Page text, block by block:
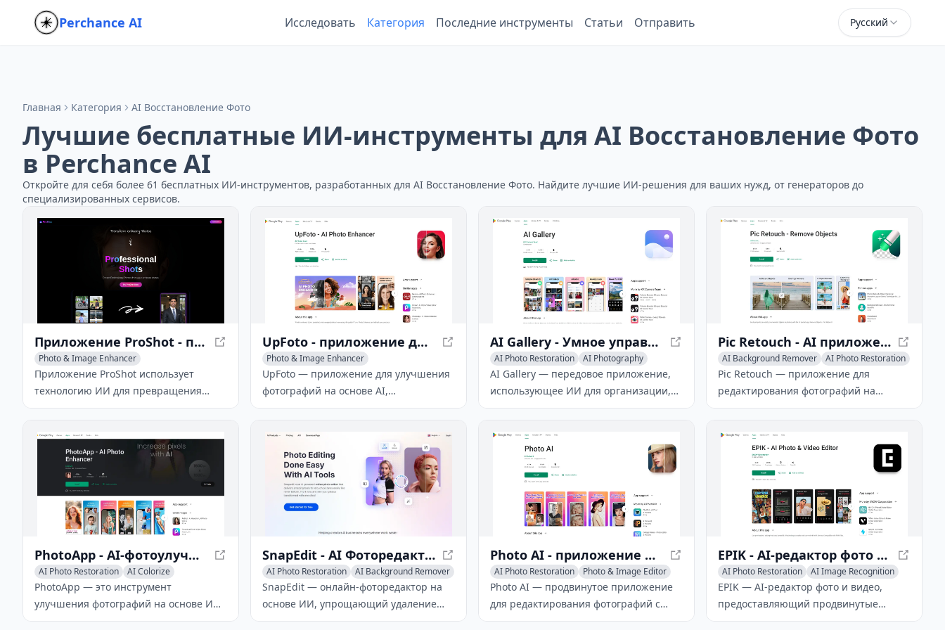
Perchance AI Исследовать Категория Последние инструменты Статьи Отправить Русский
Главная Категория AI Восстановление Фото
Лучшие бесплатные ИИ-инструменты для AI Восстановление Фото
в Perchance AI
Откройте для себя более 61 бесплатных ИИ-инструментов, разработанных для AI Восстановление Фото. Найдите лучшие ИИ-решения для ваших нужд, от генераторов до
специализированных сервисов.
Приложение ProShot - превратите обычные фотографии в профессиональные шедевры
Photo & Image Enhancer
AI Photo Restoration
AI Photography
Приложение ProShot использует
технологию ИИ для превращения
обычных фотографий в
профессиональные изображения,
которые соперничают с работами
экспертных фотографов.
UpFoto - приложение для улучшения фотографий на основе AI
Photo & Image Enhancer
AI Photo Restoration
AI Photography
UpFoto — приложение для улучшения
фотографий на основе AI,
использующее передовые технологии
размытия и повышения качества
старых или низкокачественных
фотографий.
AI Gallery - Умное управление фотографиями и видео
AI Photo Restoration AI Photography
AI Gallery — передовое приложение,
использующее ИИ для организации,
защиты и улучшения ваших
обмен вашими любимыми моментами.
Pic Retouch - AI приложение для редактирования фотографий
AI Background Remover AI Photo Restoration
Pic Retouch — приложение для
редактирования фотографий на
основе ИИ, которое позволяет
нежелательные объекты, текст и
дефекты с изображений одним
нажатием, мгновенно улучшая ваши
фотографии.
PhotoApp - AI-фотоулучшитель для старых фотографий
AI Photo Restoration AI Colorize
PhotoApp — это инструмент
улучшения фотографий на основе ИИ,
который преобразует старые
SnapEdit - AI Фоторедактор для простого редактирования
AI Photo Restoration AI Background Remover
SnapEdit — онлайн-фоторедактор на
основе ИИ, упрощающий удаление
объектов, улучшение изображений и
Photo AI - приложение для редактирования фотографий с поддержкой ИИ
AI Photo Restoration
Photo & Image Editor
AI Image Recognition
Photo AI — продвинутое приложение
для редактирования фотографий с
поддержкой ИИ, которое использует
EPIK - AI-редактор фото и видео
AI Photo Restoration AI Image Recognition
EPIK — AI-редактор фото и видео,
предоставляющий продвинутые
инструменты для ретуши, коррекции и